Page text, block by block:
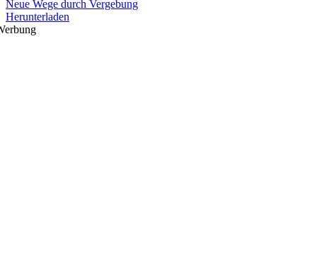
Neue Wege durch Vergebung
Herunterladen